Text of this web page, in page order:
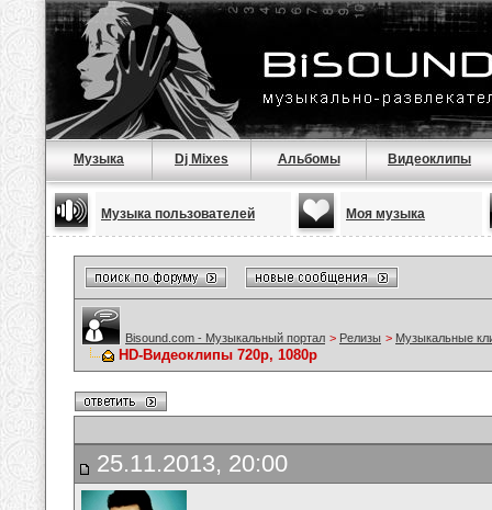
Музыка Dj Mixes Альбомы Видеоклипы
Музыка пользователей Моя музыка
Bisound.com - Музыкальный портал > Релизы > Музыкальные
HD-Видеоклипы 720p, 1080p
25.11.2013, 20:00